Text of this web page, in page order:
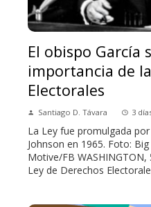
El obispo García
importancia de
Electorales
Santiago D. Távara 3
La Ley fue promulgada
Johnson en 1965. Foto:
Motive/FB
Ley de Derechos